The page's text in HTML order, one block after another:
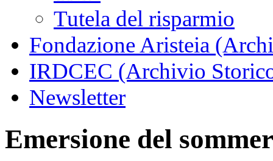
Tutela del risparmio
Fondazione Aristeia
IRDCEC (Archivio
Newsletter
Emersione del